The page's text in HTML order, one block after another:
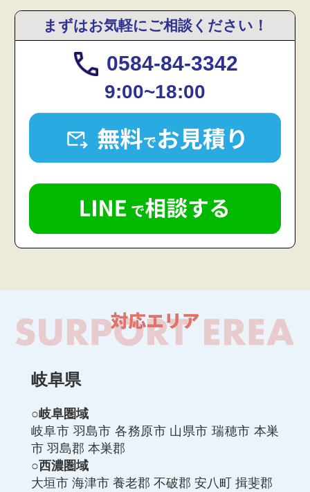
まずはお気軽にご相談ください！
0584-84-3342
9:00~18:00
岐阜県
○岐阜圏域
岐阜市 羽島市 各務原市 山県市 瑞穂市 本巣
市 羽島郡 本巣郡
○西濃圏域
大垣市 海津市 養老郡 不破郡 安八町 揖斐郡